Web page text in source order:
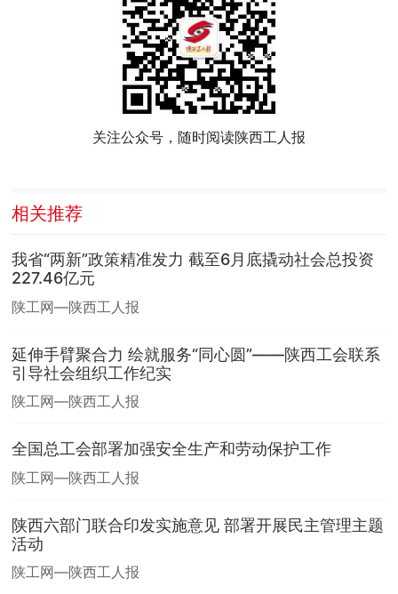
关注公众号，随时阅读陕西工人报
相关推荐
我省“两新”政策精准发力 截至6月底撬动社会总投资
227.46亿元
陕工网—陕西工人报
延伸手臂聚合力 绘就服务“同心圆”——陕西工会联系
引导社会组织工作纪实
陕工网—陕西工人报
全国总工会部署加强安全生产和劳动保护工作
陕工网—陕西工人报
陕西六部门联合印发实施意见 部署开展民主管理主题
活动
陕工网—陕西工人报